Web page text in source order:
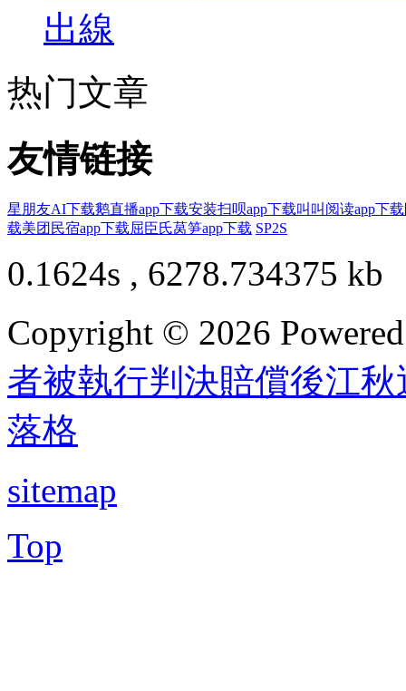
出線
热门文章
友情链接
星朋友AI下载鹅直播app下载安装扫呗app下载叫叫阅读app下载
载美团民宿app下载屈臣氏莴笋app下载 SP2S
0.1624s , 6278.734375 kb
Copyright © 2026
者被執行判決賠償後江秋
落格
sitemap
Top